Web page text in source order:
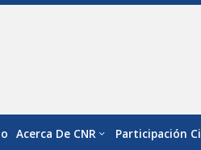
Acerca De CNR Participación